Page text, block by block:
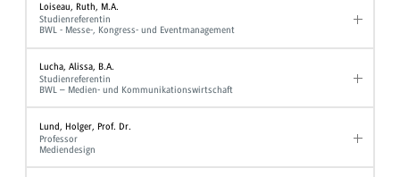
Loiseau, Ruth, M.A.
Studienreferentin
BWL - Messe-, Kongress- und Eventmanagement
Lucha, Alissa, B.A.
Studienreferentin
BWL – Medien- und Kommunikationswirtschaft
Lund, Holger, Prof. Dr.
Professor
Mediendesign